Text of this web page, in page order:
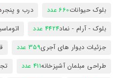
بلوک حیوانات660 عدد درب و پنجره
بلوک - آرام - نماد4424 عدد
جزئیات دیوار های آجری359 عدد
طراحی مبلمان آشپزخانه411 عدد